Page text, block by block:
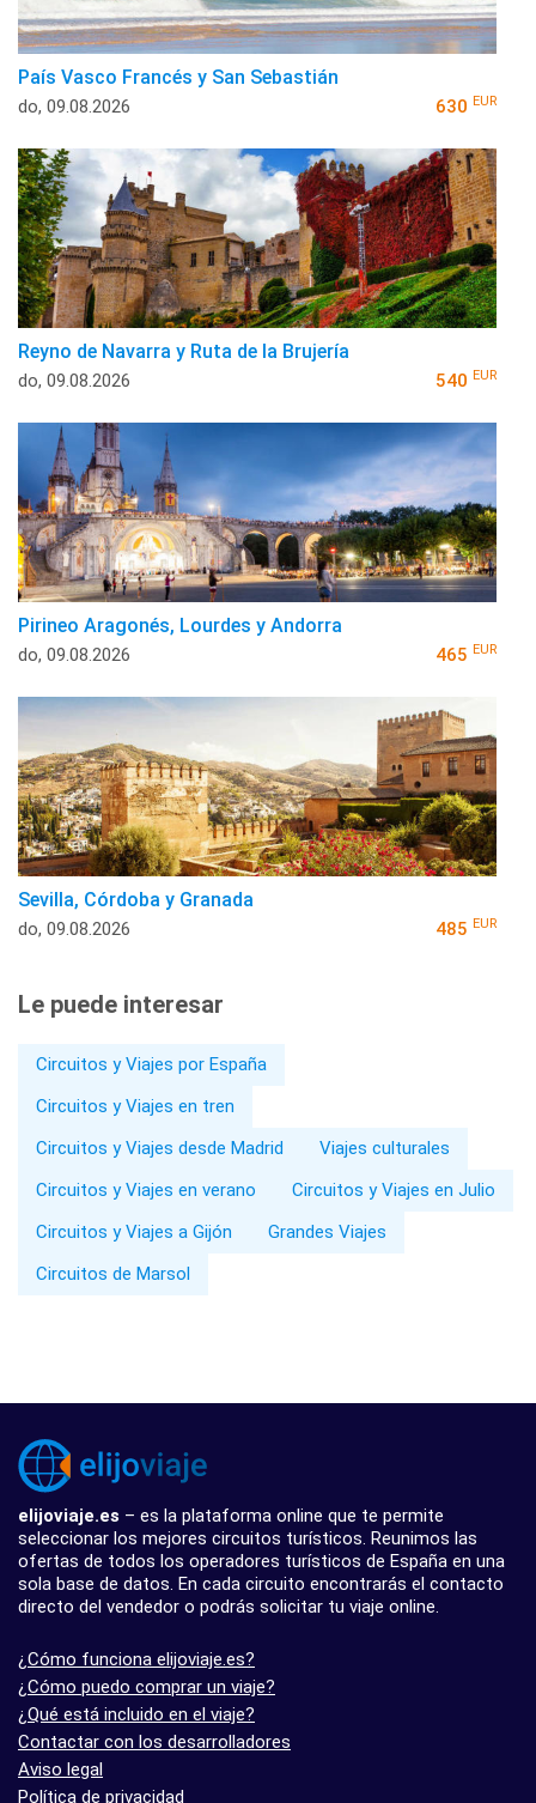
País Vasco Francés y San Sebastián
do, 09.08.2026 630 EUR
Reyno de Navarra y Ruta de la Brujería
do, 09.08.2026 540 EUR
Pirineo Aragonés, Lourdes y Andorra
do, 09.08.2026 465 EUR
Sevilla, Córdoba y Granada
do, 09.08.2026 485 EUR
Le puede interesar
Circuitos y Viajes por España
Circuitos y Viajes en tren
Circuitos y Viajes desde Madrid
Viajes culturales
Circuitos y Viajes en verano
Circuitos y Viajes en Julio
Circuitos y Viajes a Gijón
Grandes Viajes
Circuitos de Marsol
elijoviaje.es – es la plataforma online que te permite
seleccionar los mejores circuitos turísticos. Reunimos las
ofertas de todos los operadores turísticos de España en una
sola base de datos. En cada circuito encontrarás el contacto
directo del vendedor o podrás solicitar tu viaje online.
¿Cómo funciona elijoviaje.es?
¿Cómo puedo comprar un viaje?
¿Qué está incluido en el viaje?
Contactar con los desarrolladores
Aviso legal
Política de privacidad